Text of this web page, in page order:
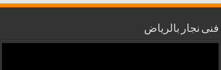
فنى نجار بالرياض